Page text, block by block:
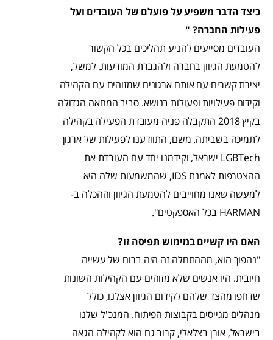
כיצד הדבר משפיע על פועלם של העובדים ועל
פעילות החברה? "
העובדים מסייעים להניע תהליכים בכל הקשור
להטמעת הגיוון בחברה ולהגברת המודעות. למשל,
יצירת קשרים עם אותם ארגונים שמזוהים עם הקהילה
וקידום פעילויות ופעולות בנושא. סביב המחאה הגדולה
בקיץ 2018 התקבלה פניה מעובדת הפעילה בקהילה
לתמיכה בשביתה. משם, התוודענו לפעילות של ארגון
LGBTech ישראל, וקידמנו יחד עם העובדת את
ההצטרפות לאמנת IDS, שהמשמעות שלה היא
למעשה שאנו מחוייבים להטמעת הגיוון וההכלה ב-
HARMAN בכל האספקטים".
האם היו קשיים במימוש תפיסה זו?
"נהפוך הוא, מההתחלה זה היה ברוח של עשייה
חיובית. היו אנשים שלא מזוהים עם הקהילות השונות
שדחפו מהצד שלהם לקידום הגיוון אצלנו, כולל
מנהלים מגייסים בקבוצות הפיתוח. המנכ"ל שלנו
בישראל, אורן בצלאלי, קרוב גם הוא לקהילה הגאה